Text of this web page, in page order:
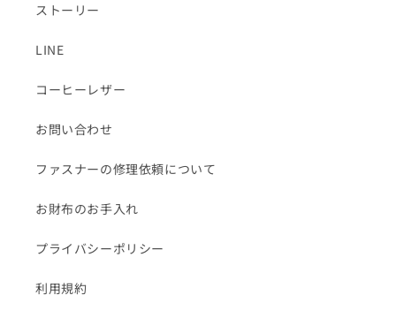
ストーリー
LINE
コーヒーレザー
お問い合わせ
ファスナーの修理依頼について
お財布のお手入れ
プライバシーポリシー
利用規約